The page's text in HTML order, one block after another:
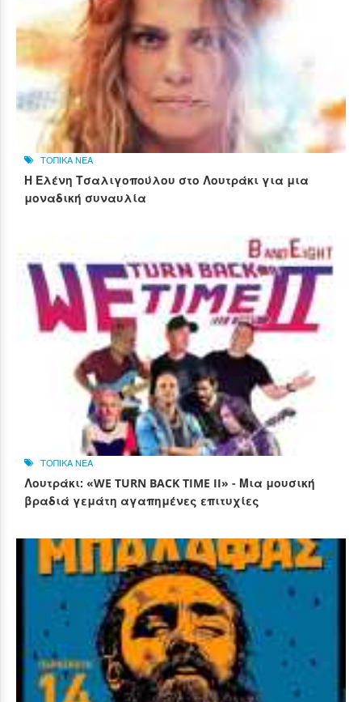
ΤΟΠΙΚΑ ΝΕΑ
Η Ελένη Τσαλιγοπούλου στο Λουτράκι για μια
μοναδική συναυλία
ΤΟΠΙΚΑ ΝΕΑ
Λουτράκι: «WE TURN BACK TIME II» - Μια μουσική
βραδιά γεμάτη αγαπημένες επιτυχίες